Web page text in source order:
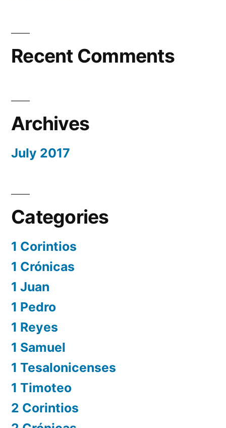
Recent Comments
Archives
July 2017
Categories
1 Corintios
1 Crónicas
1 Juan
1 Pedro
1 Reyes
1 Samuel
1 Tesalonicenses
1 Timoteo
2 Corintios